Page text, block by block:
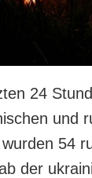
24
und
54
der